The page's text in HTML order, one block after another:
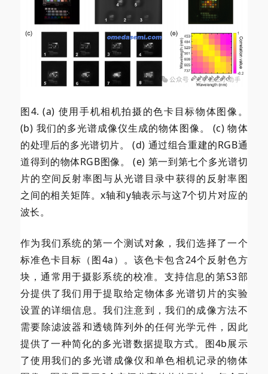
图4. (a) 使用手机相机拍摄的色卡目标物体图像。
(b) 我们的多光谱成像仪生成的物体图像。 (c) 物体
的处理后的多光谱切片。 (d) 通过组合重建的RGB通
道得到的物体RGB图像。 (e) 第一到第七个多光谱切
片的空间反射率图与从光谱目录中获得的反射率图
之间的相关矩阵。x轴和y轴表示与这7个切片对应的
波长。
作为我们系统的第一个测试对象，我们选择了一个
标准色卡目标（图4a）。该色卡包含24个反射色方
块，通常用于摄影系统的校准。支持信息的第S3部
分提供了我们用于提取给定物体多光谱切片的实验
设置的详细信息。我们注意到，我们的成像方法不
需要除滤波器和透镜阵列外的任何光学元件，因此
提供了一种简化的多光谱数据提取方式。图4b展示
了使用我们的多光谱成像仪和单色相机记录的物体